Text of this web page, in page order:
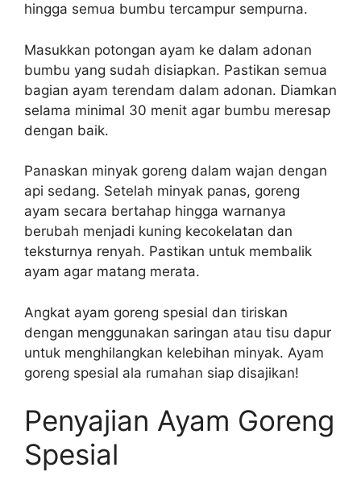
hingga semua bumbu tercampur sempurna.
Masukkan potongan ayam ke dalam adonan
bumbu yang sudah disiapkan. Pastikan semua
bagian ayam terendam dalam adonan. Diamkan
selama minimal 30 menit agar bumbu meresap
dengan baik.
Panaskan minyak goreng dalam wajan dengan
api sedang. Setelah minyak panas, goreng
ayam secara bertahap hingga warnanya
berubah menjadi kuning kecokelatan dan
teksturnya renyah. Pastikan untuk membalik
ayam agar matang merata.
Angkat ayam goreng spesial dan tiriskan
dengan menggunakan saringan atau tisu dapur
untuk menghilangkan kelebihan minyak. Ayam
goreng spesial ala rumahan siap disajikan!
Penyajian Ayam Goreng
Spesial